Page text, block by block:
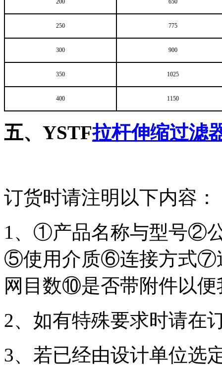
200 650
250 775
300 900
350 1025
400 1150
五、YSTF拉杆伸缩过滤
订货时请注明以下内容：
1、①产品名称与型号②
⑤使用介质⑥连接方式⑦
网目数⑩是否带附件以
2、如有特殊要求时请在
3、若已经由设计单位选